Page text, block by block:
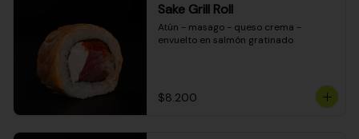
Sake Grill Roll
Atún - masago - queso crema -
envuelto en salmón gratinado
$8.200